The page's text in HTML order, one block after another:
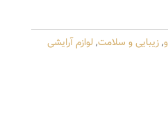
,زیبایی و سلامت,لوازم آرایشی